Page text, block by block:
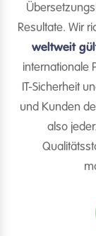
Resultate. Wir
weltweit
internationale
IT-Sicherheit
und Kunden
also